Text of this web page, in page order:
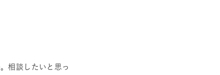
相談したいと思っ